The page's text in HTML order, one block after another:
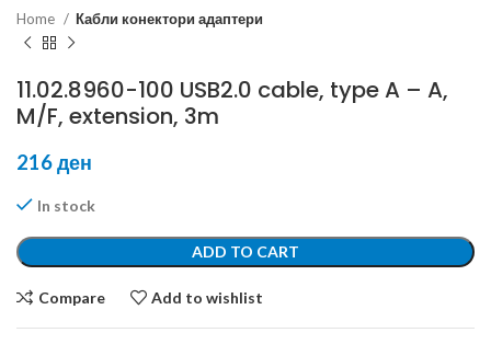
Home Кабли конектори адаптери
11.02.8960-100 USB2.0 cable, type A – A,
M/F, extension, 3m
216ден
In stock
ADD TO CART
Compare Add to wishlist